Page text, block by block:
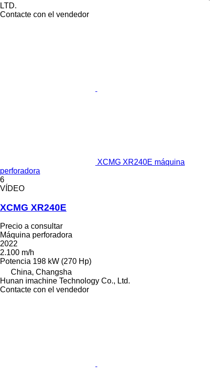
LTD.
Contacte con el vendedor
XCMG XR240E máquina
perforadora
6
VÍDEO
XCMG XR240E
Precio a consultar
Máquina perforadora
2022
2.100 m/h
Potencia 198 kW (270 Hp)
China, Changsha
Hunan imachine Technology Co., Ltd.
Contacte con el vendedor